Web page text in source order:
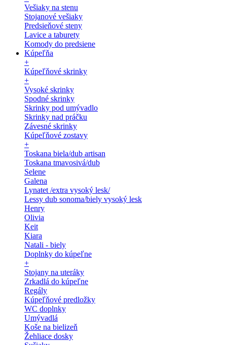
Vešiaky na stenu
Stojanové vešiaky
Predsieňové steny
Lavice a taburety
Komody do predsiene
Kúpeľňa
+
Kúpeľňové skrinky
+
Vysoké skrinky
Spodné skrinky
Skrinky pod umývadlo
Skrinky nad práčku
Závesné skrinky
Kúpeľňové zostavy
+
Toskana biela/dub artisan
Toskana tmavosivá/dub
Selene
Galena
Lynatet /extra vysoký lesk/
Lessy dub sonoma/biely vysoký lesk
Henry
Olivia
Keit
Kiara
Natali - biely
Doplnky do kúpeľne
+
Stojany na uteráky
Zrkadlá do kúpeľne
Regály
Kúpeľňové predložky
WC doplnky
Umývadlá
Koše na bielizeň
Žehliace dosky